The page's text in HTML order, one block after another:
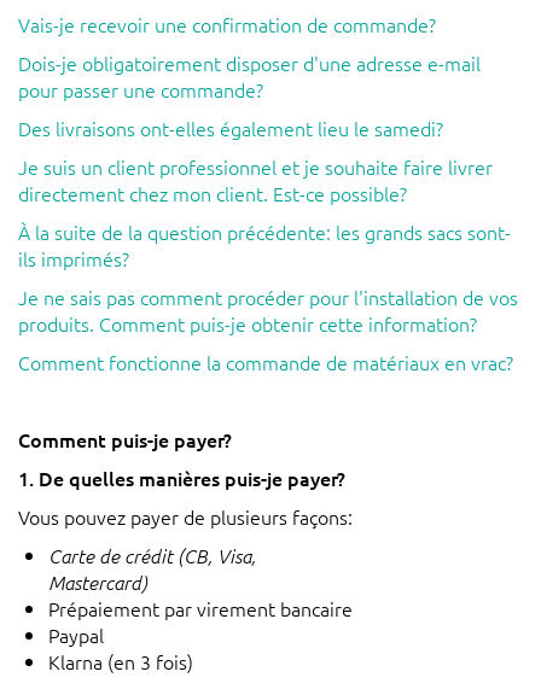
Vais-je recevoir une confirmation de commande?
Dois-je obligatoirement disposer d'une adresse e-mail
pour passer une commande?
Des livraisons ont-elles également lieu le samedi?
Je suis un client professionnel et je souhaite faire livrer
directement chez mon client. Est-ce possible?
À la suite de la question précédente: les grands sacs sont-
ils imprimés?
Je ne sais pas comment procéder pour l'installation de vos
produits. Comment puis-je obtenir cette information?
Comment fonctionne la commande de matériaux en vrac?
Comment puis-je payer?
1. De quelles manières puis-je payer?
Vous pouvez payer de plusieurs façons:
Carte de crédit (CB, Visa,
Mastercard)
Prépaiement par virement bancaire
Paypal
Klarna (en 3 fois)